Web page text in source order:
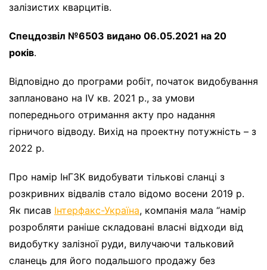
залізистих кварцитів.
Спецдозвіл №6503 видано 06.05.2021 на 20
років.
Відповідно до програми робіт, початок видобування
заплановано на IV кв. 2021 р., за умови
попереднього отримання акту про надання
гірничого відводу. Вихід на проектну потужність – з
2022 р.
Про намір ІнГЗК видобувати тількові сланці з
розкривних відвалів стало відомо восени 2019 р.
Як писав Інтерфакс-Україна, компанія мала “намір
розробляти раніше складовані власні відходи від
видобутку залізної руди, вилучаючи тальковий
сланець для його подальшого продажу без